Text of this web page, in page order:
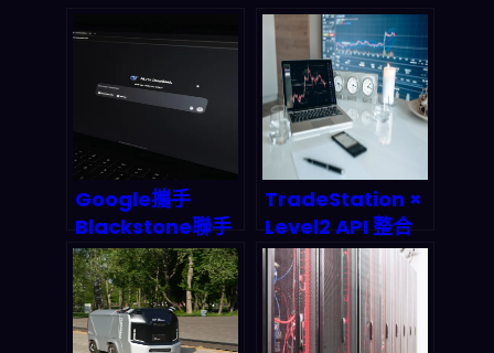
Google攜手
Blackstone聯手
打造AI雲平台：這
波操作會從根本上
改寫企業AI佈局遊
戲規則嗎？
TradeStation ×
Level2 API 整合
實測：可視化自動
交易如何重塑
2026 年投資者生
態